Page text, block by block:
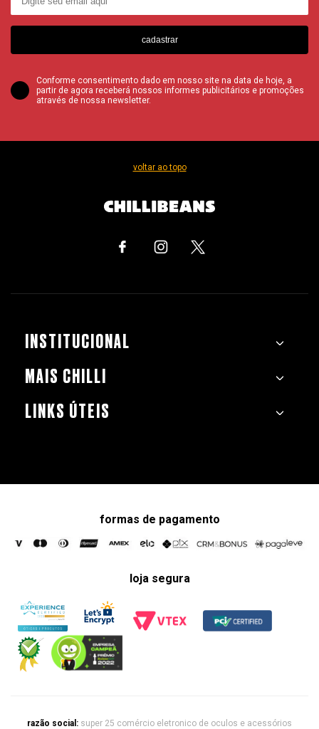
cadastrar
Conforme consentimento dado em nosso site na data de hoje, a
partir de agora receberá nossos informes publicitários e promoções
através de nossa newsletter.
voltar ao topo
INSTITUCIONAL
MAIS CHILLI
LINKS ÚTEIS
formas de pagamento
loja segura
razão social: super 25 comércio eletronico de oculos e acessórios